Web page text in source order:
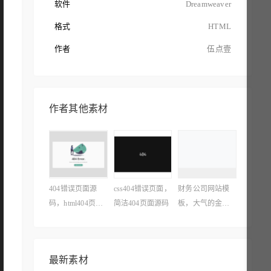
软件 Dreamweaver
格式 HTML
作者 伍点壹
作者其他素材
404错误页面源
码，html404页面
css404错误页面，
简洁404页面源码
财务公司网站模
板，大气的金融
最新素材